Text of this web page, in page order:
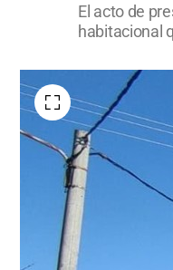
El acto de
habitacional